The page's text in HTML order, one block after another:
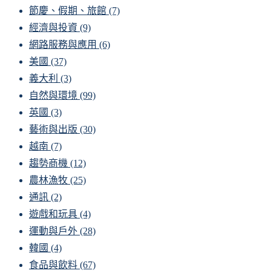
節慶、假期、旅館 (7)
經濟與投資 (9)
網路服務與應用 (6)
美國 (37)
義大利 (3)
自然與環境 (99)
英國 (3)
藝術與出版 (30)
越南 (7)
趨勢商機 (12)
農林漁牧 (25)
通訊 (2)
遊戲和玩具 (4)
運動與戶外 (28)
韓國 (4)
食品與飲料 (67)